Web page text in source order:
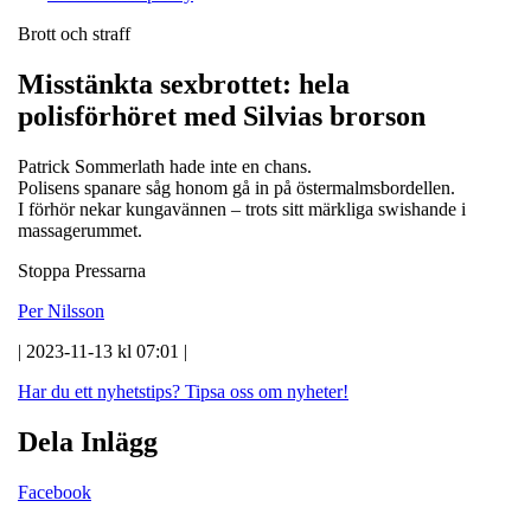
Brott och straff
Misstänkta sexbrottet: hela
polisförhöret med Silvias brorson
Patrick Sommerlath hade inte en chans.
Polisens spanare såg honom gå in på östermalmsbordellen.
I förhör nekar kungavännen – trots sitt märkliga swishande i
massagerummet.
Stoppa Pressarna
Per Nilsson
| 2023-11-13 kl 07:01 |
Har du ett nyhetstips? Tipsa oss om nyheter!
Dela Inlägg
Facebook